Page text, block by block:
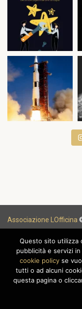
Associazione LOfficina
Questo sito utilizza
pubblicità e servizi
cookie policyse
tutti o ad alcuni
questa pagina o